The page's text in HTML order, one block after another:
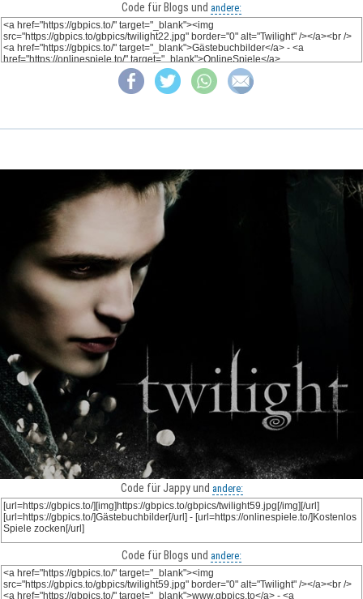
Code für Blogs und andere:
Code für Jappy und andere:
Code für Blogs und andere: